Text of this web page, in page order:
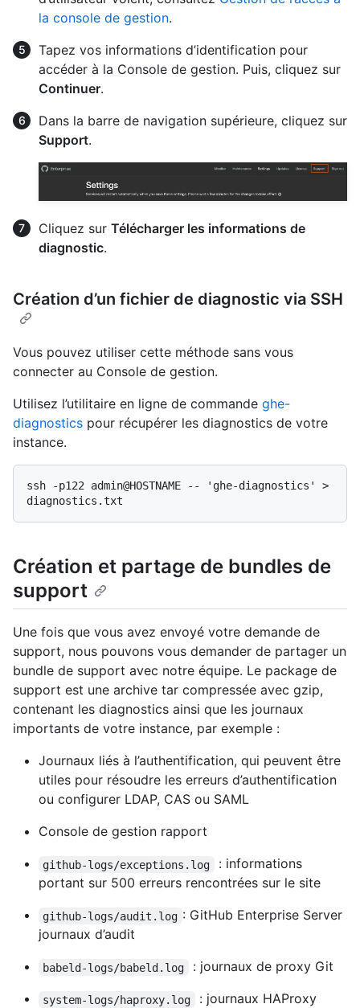
la console de gestion.
Tapez vos informations d’identification pour
accéder à la Console de gestion. Puis, cliquez sur
Continuer.
Dans la barre de navigation supérieure, cliquez sur
Support.
Cliquez sur Télécharger les informations de
diagnostic.
Création d’un fichier de diagnostic via SSH
Vous pouvez utiliser cette méthode sans vous
connecter au Console de gestion.
Utilisez l’utilitaire en ligne de commande ghe-
diagnostics pour récupérer les diagnostics de votre
instance.
ssh -p122 admin@HOSTNAME -- 'ghe-diagnostics' >
Création et partage de bundles de
support
Une fois que vous avez envoyé votre demande de
support, nous pouvons vous demander de partager un
bundle de support avec notre équipe. Le package de
support est une archive tar compressée avec gzip,
contenant les diagnostics ainsi que les journaux
importants de votre instance, par exemple :
Journaux liés à l’authentification, qui peuvent être
utiles pour résoudre les erreurs d’authentification
ou configurer LDAP, CAS ou SAML
Console de gestion rapport
github-logs/exceptions.log
: informations
portant sur 500 erreurs rencontrées sur le site
github-logs/audit.log : GitHub Enterprise Server
journaux d’audit
babeld-logs/babeld.log : journaux de proxy Git
system-logs/haproxy.log : journaux HAProxy